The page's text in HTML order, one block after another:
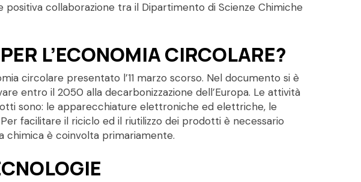
collaborazione tra il Dipartimento di Scienze Chimiche
L’ECONOMIA CIRCOLARE?
circolare presentato l’11 marzo scorso. Nel documento si è
entro il 2050 alla decarbonizzazione dell’Europa. Le attività
sono: le apparecchiature elettroniche ed elettriche, le
facilitare il riciclo ed il riutilizzo dei prodotti è necessario
chimica è coinvolta primariamente.